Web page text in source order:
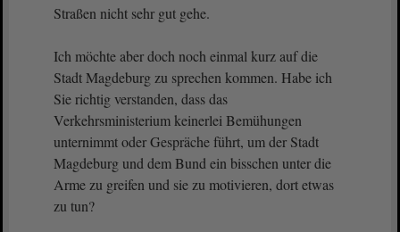
Straßen nicht sehr gut gehe.
Ich möchte aber doch noch einmal kurz auf die
Stadt Magdeburg zu sprechen kommen. Habe ich
Sie richtig verstanden, dass das
Verkehrsministerium keinerlei Bemühungen
unternimmt oder Gespräche führt, um der Stadt
Magdeburg und dem Bund ein bisschen unter die
Arme zu greifen und sie zu motivieren, dort etwas
zu tun?